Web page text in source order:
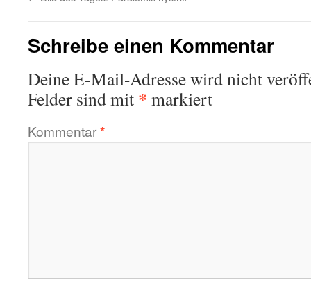
Schreibe einen Kommentar
Deine E-Mail-Adresse wird nicht
Felder sind mit * markiert
Kommentar*